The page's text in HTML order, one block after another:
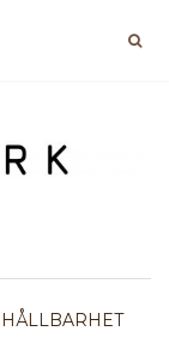
HÅLLBARHET